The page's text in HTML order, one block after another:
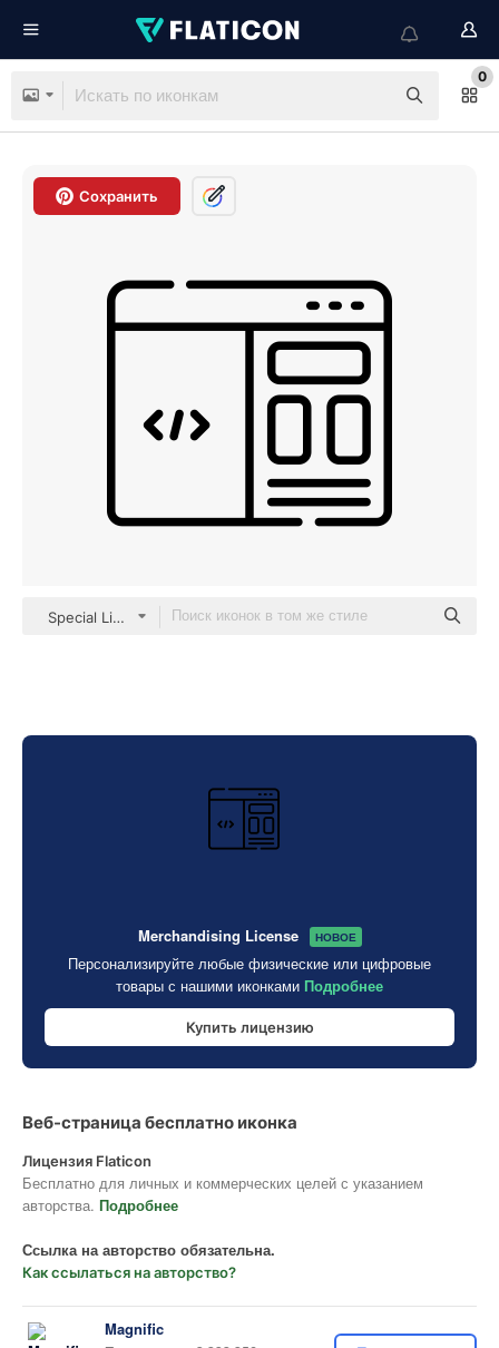
0
Сохранить
Special Lineal
Merchandising License НОВОЕ
Персонализируйте любые физические или цифровые
товары с нашими иконками Подробнее
Купить лицензию
Веб-страница бесплатно иконка
Лицензия Flaticon
Бесплатно для личных и коммерческих целей с указанием
авторства. Подробнее
Ссылка на авторство обязательна.
Как ссылаться на авторство?
Magnific